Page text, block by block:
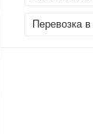
Перевозка